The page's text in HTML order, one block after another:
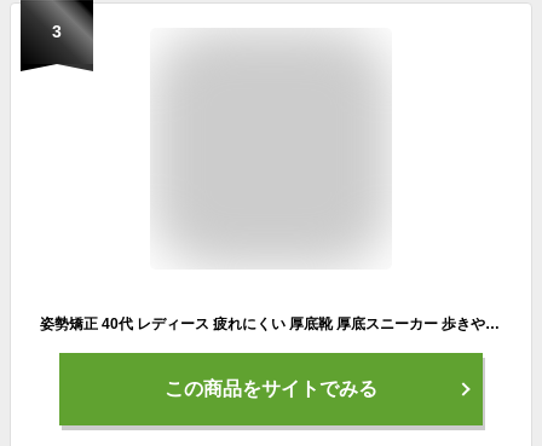
3
姿勢矯正 40代 レディース 疲れにくい 厚底靴 厚底スニーカー 歩きやすい 白 ダイエットシューズ 美脚 送料無料 軽量 ナースシューズ 船型底 厚底 5cm ウォーキングシューズ 作業靴 看護師 婦人靴 20代 30代 黒
この商品をサイトでみる